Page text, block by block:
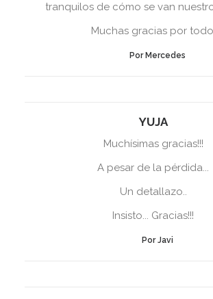
tranquilos de cómo se van
Muchas gracias por
Por Mercedes
YUJA
Muchísimas gracias!!!
A pesar de la pérdida...
Un detallazo..
Insisto... Gracias!!!
Por Javi